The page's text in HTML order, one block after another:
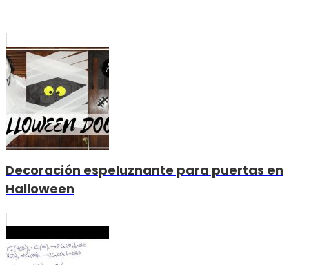
Decoración espeluznante para puertas en
Halloween